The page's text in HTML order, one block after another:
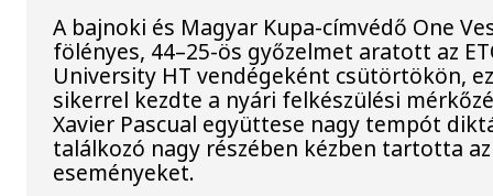
A bajnoki és Magyar Kupa-címvédő One
fölényes, 44–25-ös győzelmet aratott az
University HT vendégeként csütörtökön,
sikerrel kezdte a nyári felkészülési
Xavier Pascual együttese nagy tempót
találkozó nagy részében kézben tartotta az
eseményeket.